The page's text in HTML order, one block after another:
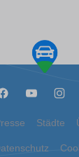
Städte